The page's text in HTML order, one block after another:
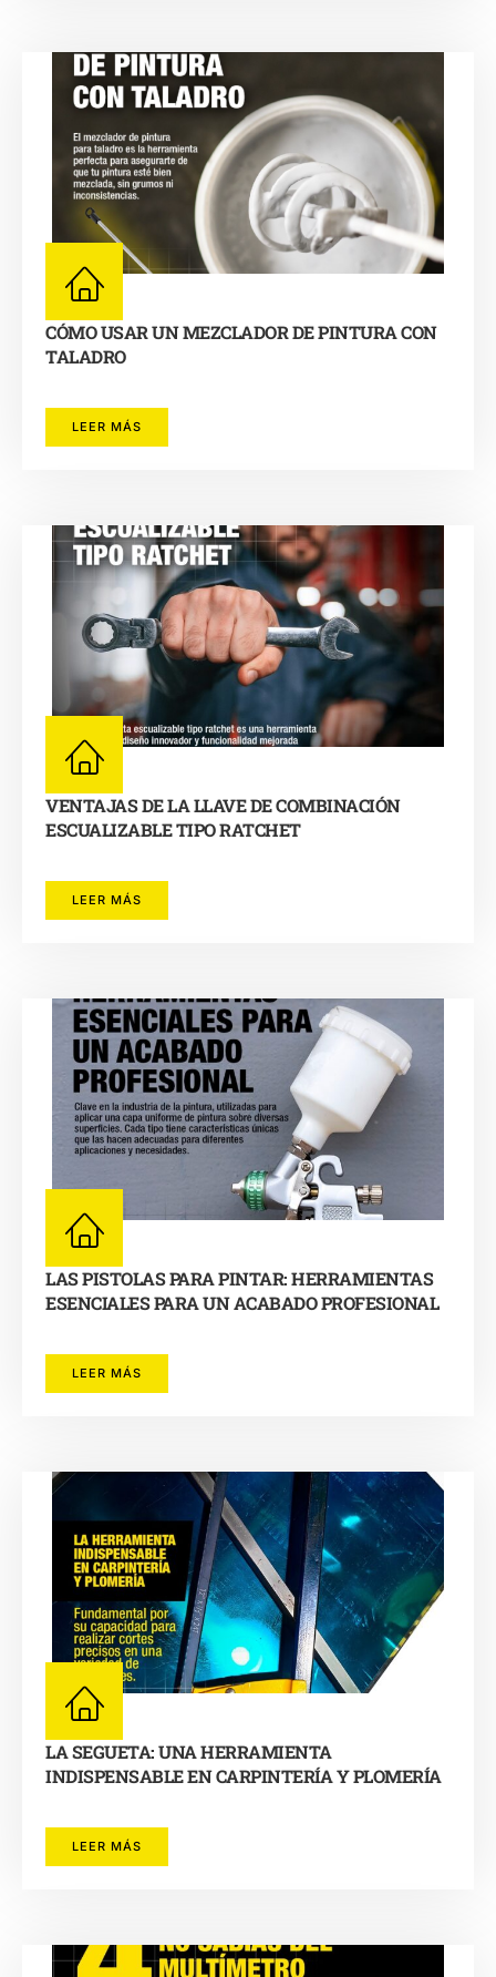
CÓMO USAR UN MEZCLADOR DE PINTURA CON
TALADRO
LEER MÁS
VENTAJAS DE LA LLAVE DE COMBINACIÓN
ESCUALIZABLE TIPO RATCHET
LEER MÁS
LAS PISTOLAS PARA PINTAR: HERRAMIENTAS
ESENCIALES PARA UN ACABADO PROFESIONAL
LEER MÁS
LA SEGUETA: UNA HERRAMIENTA
INDISPENSABLE EN CARPINTERÍA Y PLOMERÍA
LEER MÁS